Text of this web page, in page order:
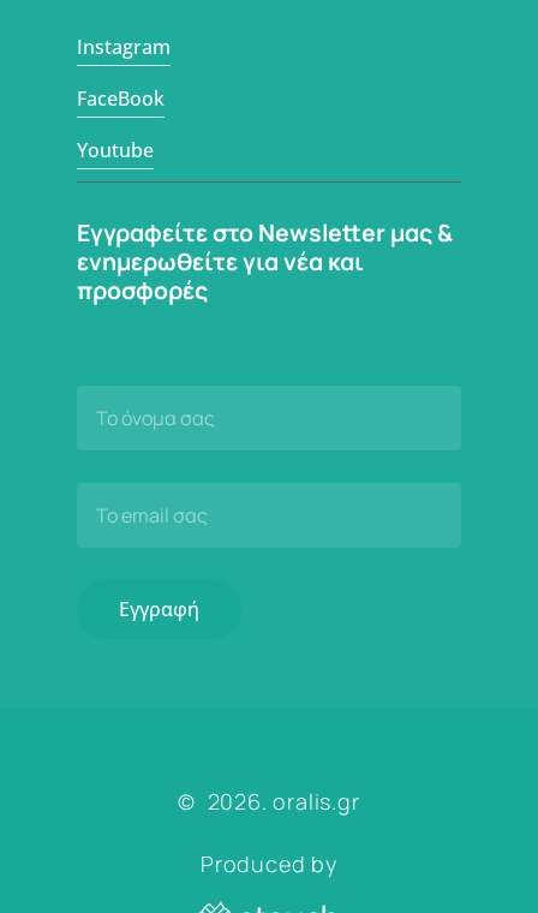
Instagram
FaceBook
Youtube
Εγγραφείτε στο Newsletter μας &
ενημερωθείτε για νέα και
προσφορές
© 2026. oralis.gr
Produced by